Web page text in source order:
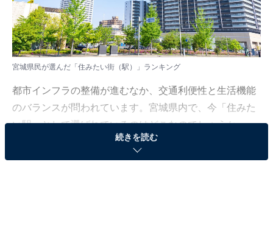
宮城県民が選んだ「住みたい街（駅）」ランキング
都市インフラの整備が進むなか、交通利便性と生活機能
のバランスが問われています。宮城県内で、今「住みた
い駅」として選ばれているのはどこなのでしょうか。
大東建託は、2月21日～3月10日の期間、宮城県居住の20
続きを読む